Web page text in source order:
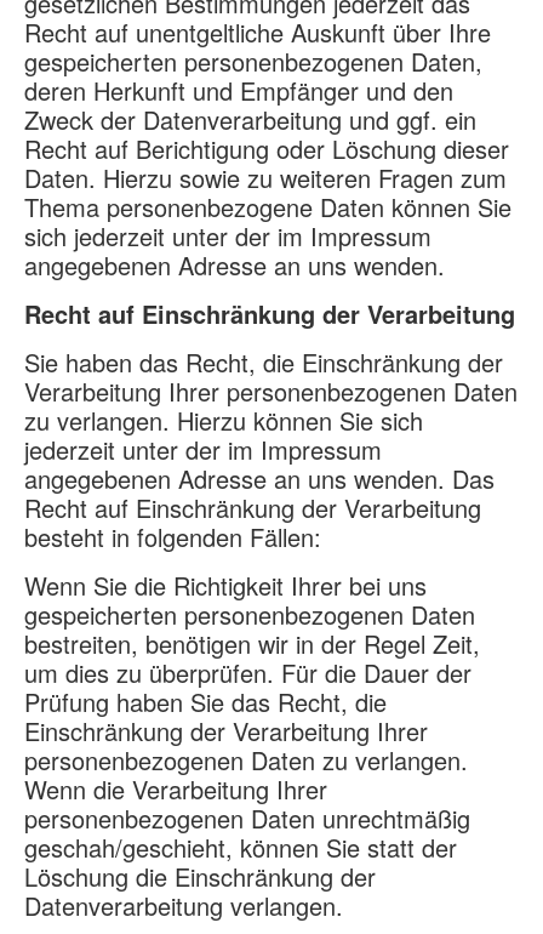
Recht auf unentgeltliche Auskunft über Ihre
gespeicherten personenbezogenen Daten,
deren Herkunft und Empfänger und den
Zweck der Datenverarbeitung und ggf. ein
Recht auf Berichtigung oder Löschung dieser
Daten. Hierzu sowie zu weiteren Fragen zum
Thema personenbezogene Daten können Sie
sich jederzeit unter der im Impressum
angegebenen Adresse an uns wenden.
Recht auf Einschränkung der Verarbeitung
Sie haben das Recht, die Einschränkung der
Verarbeitung Ihrer personenbezogenen Daten
zu verlangen. Hierzu können Sie sich
jederzeit unter der im Impressum
angegebenen Adresse an uns wenden. Das
Recht auf Einschränkung der Verarbeitung
besteht in folgenden Fällen:
Wenn Sie die Richtigkeit Ihrer bei uns
gespeicherten personenbezogenen Daten
bestreiten, benötigen wir in der Regel Zeit,
um dies zu überprüfen. Für die Dauer der
Prüfung haben Sie das Recht, die
Einschränkung der Verarbeitung Ihrer
personenbezogenen Daten zu verlangen.
Wenn die Verarbeitung Ihrer
personenbezogenen Daten unrechtmäßig
geschah/geschieht, können Sie statt der
Löschung die Einschränkung der
Datenverarbeitung verlangen.